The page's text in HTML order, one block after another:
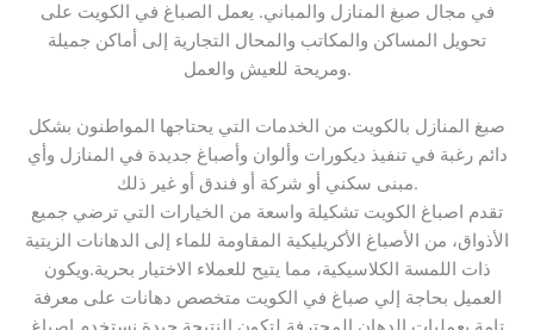
في مجال صبغ المنازل والمباني. يعمل الصباغ في الكويت على
تحويل المساكن والمكاتب والمحال التجارية إلى أماكن جميلة
ومريحة للعيش والعمل.
صبغ المنازل بالكويت من الخدمات التي يحتاجها المواطنون بشكل
دائم رغبة في تنفيذ ديكورات وألوان وأصباغ جديدة في المنازل وأي
مبنى سكني أو شركة أو فندق أو غير ذلك.
تقدم اصباغ الكويت تشكيلة واسعة من الخيارات التي ترضي جميع
الأذواق، من الأصباغ الأكريليكية المقاومة للماء إلى الدهانات الزيتية
ذات اللمسة الكلاسيكية، مما يتيح للعملاء الاختيار بحرية.ويكون
العميل بحاجة إلي صباغ في الكويت متخصص دهانات على معرفة